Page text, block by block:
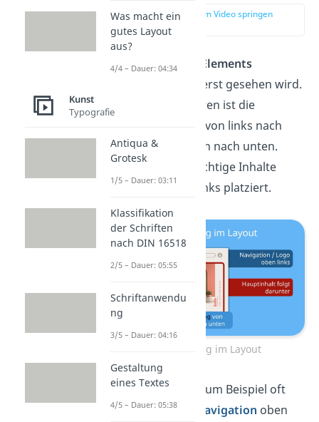
zur Stelle im Video springen
(01:33)
DiePosition eines Elements
beeinflusst, was zuerst gesehen wird.
In westlichen Kulturen ist die
Leserichtung meist von links nach
rechts und von oben nach unten.
Deshalb werden wichtige Inhalte
häufig oben oder links platziert.
Positionierung im Layout
EineWebseite
hat zum Beispiel oft
dasLogound die Navigation oben
Was macht ein
gutes Layout
aus?
4/4 – Dauer: 04:34
Kunst
Typografie
Antiqua &
Grotesk
1/5 – Dauer: 03:11
Klassifikation
der Schriften
nach DIN 16518
2/5 – Dauer: 05:55
Schriftanwendu
ng
3/5 – Dauer: 04:16
Gestaltung
eines Textes
4/5 – Dauer: 05:38